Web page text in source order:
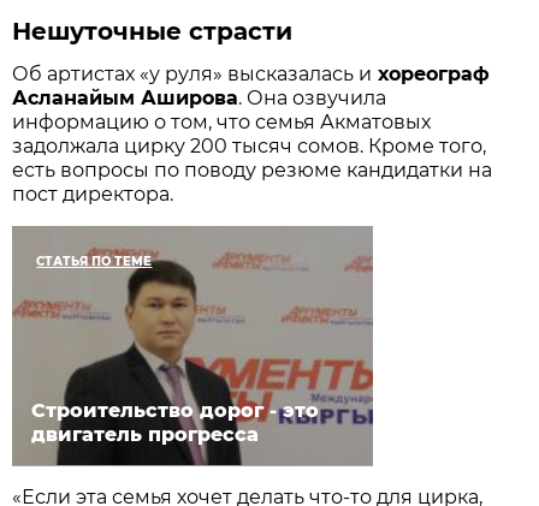
Нешуточные страсти
Об артистах «у руля» высказалась и хореограф
Асланайым Аширова. Она озвучила
информацию о том, что семья Акматовых
задолжала цирку 200 тысяч сомов. Кроме того,
есть вопросы по поводу резюме кандидатки на
пост директора.
СТАТЬЯ ПО ТЕМЕ
Строительство дорог - это
двигатель прогресса
«Если эта семья хочет делать что-то для цирка,